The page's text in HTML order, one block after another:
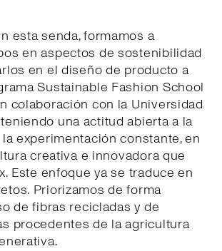
esta senda, formamos a
en aspectos de sostenibilidad
en el diseño de producto a
Sustainable Fashion School
colaboración con la Universidad
una actitud abierta a la
experimentación constante, en
creativa e innovadora que
Este enfoque ya se traduce en
Priorizamos de forma
de fibras recicladas y de
procedentes de la agricultura